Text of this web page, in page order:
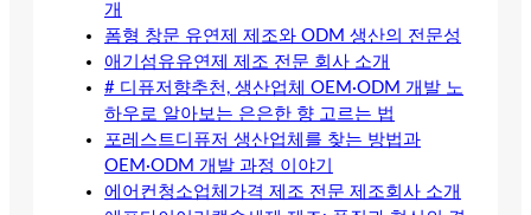
개
폼형 창문 유연제 제조와 ODM 생산의 전문성
애기섬유유연제 제조 전문 회사 소개
# 디퓨저향추천, 생산업체 OEM·ODM 개발 노
하우로 알아보는 은은한 향 고르는 법
포레스트디퓨저 생산업체를 찾는 방법과
OEM·ODM 개발 과정 이야기
에어컨청소업체가격 제조 전문 제조회사 소개